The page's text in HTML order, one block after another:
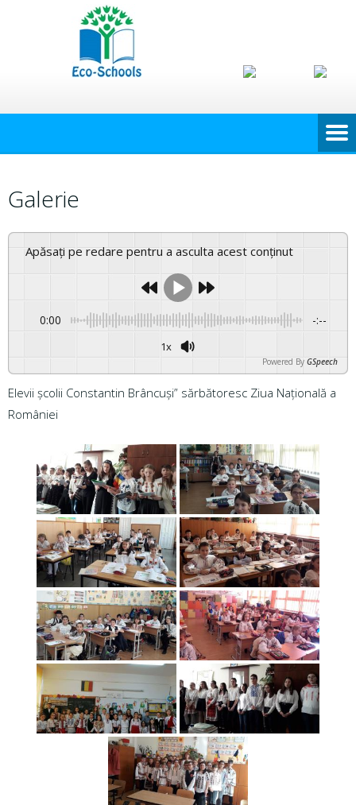
Galerie
Apăsați pe redare pentru a asculta acest conținut
0:00 -:--
1x
Powered By GSpeech
Elevii școlii Constantin Brâncuși” sărbătoresc Ziua Națională a
României